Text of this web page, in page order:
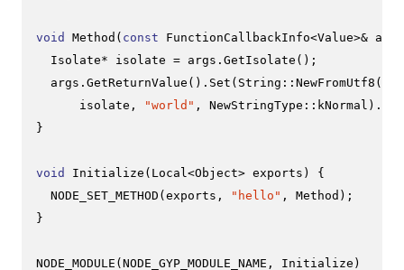
void Method ( const FunctionCallbackInfo<Value>&
  Isolate* isolate = args.
GetIsolate ();
  args.
GetReturnValue (). Set (String:: NewFromUtf8 (
      isolate,
"world" , NewStringType::kNormal).
}
void Initialize (Local<Object> exports)
{
NODE_SET_METHOD (exports, "hello" , Method);
}
NODE_MODULE (NODE_GYP_MODULE_NAME, Initialize)